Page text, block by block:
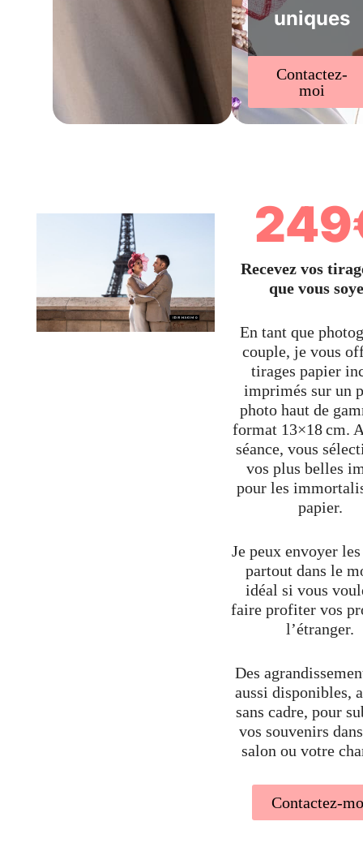
uniques
Contactez-
moi
Recevez vos
que vous
En tant que
couple, je vous
tirages papier
imprimés sur un
photo haut de
format 13×18 cm.
séance, vous
vos plus belles
pour les
papier.
Je peux envoyer
partout dans le
idéal si vous
faire profiter vos
l’étranger.
Des
aussi disponibles,
sans cadre, pour
vos souvenirs
salon ou votre
Contactez-